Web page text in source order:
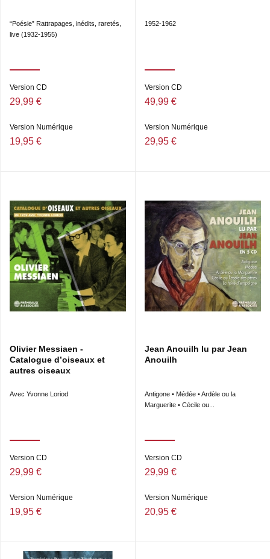
“Poésie” Rattrapages, inédits, raretés,
live (1932-1955)
Version CD
29,99 €
Version Numérique
19,95 €
1952-1962
Version CD
49,99 €
Version Numérique
29,95 €
Olivier Messiaen -
Catalogue d’oiseaux et
autres oiseaux
Avec Yvonne Loriod
Version CD
29,99 €
Version Numérique
19,95 €
Jean Anouilh lu par Jean
Anouilh
Antigone • Médée • Ardèle ou la
Marguerite • Cécile ou...
Version CD
29,99 €
Version Numérique
20,95 €